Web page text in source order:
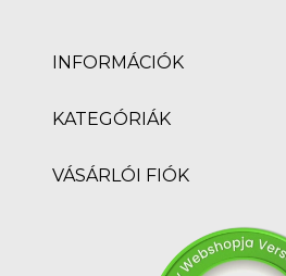
INFORMÁCIÓK
KATEGÓRIÁK
VÁSÁRLÓI FIÓK